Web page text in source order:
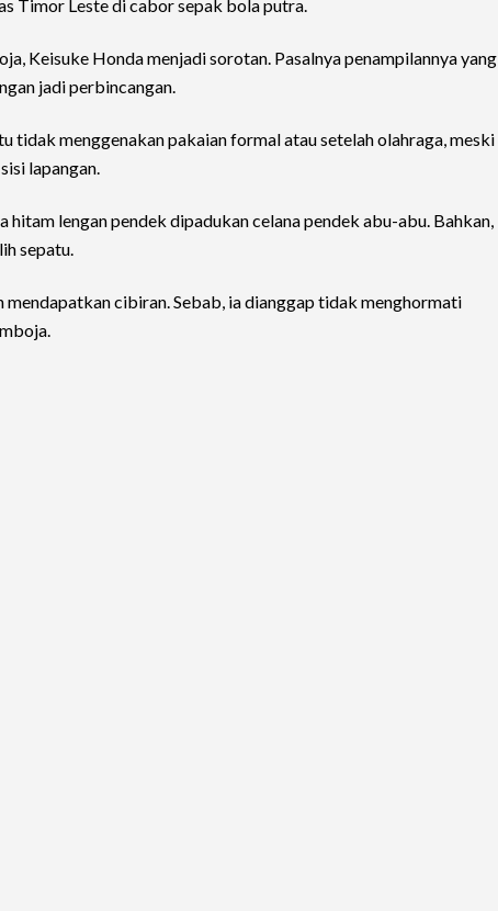
Timor Leste di cabor sepak bola putra.
Keisuke Honda menjadi sorotan. Pasalnya penampilannya yang
jadi perbincangan.
tidak menggenakan pakaian formal atau setelah olahraga, meski
lapangan.
hitam lengan pendek dipadukan celana pendek abu-abu. Bahkan,
sepatu.
mendapatkan cibiran. Sebab, ia dianggap tidak menghormati